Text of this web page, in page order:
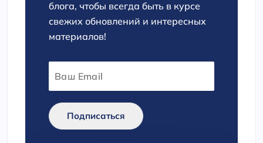
блога, чтобы всегда быть в курсе
свежих обновлений и интересных
материалов!
Подписаться